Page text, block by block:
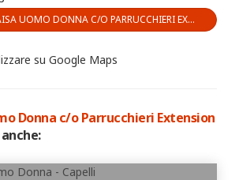
VAI SU SALONE AISA UOMO DONNA C/O PARRUCCHIERI EXTENSION FORLÌ
Donna c/o Parrucchieri Extension